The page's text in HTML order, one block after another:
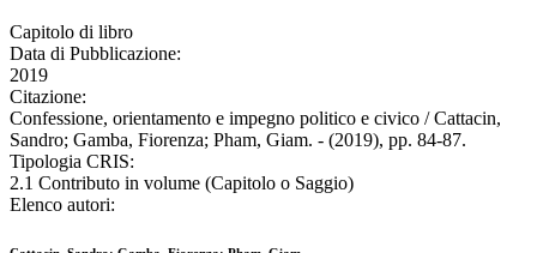
Capitolo di libro
Data di Pubblicazione:
2019
Citazione:
Confessione, orientamento e impegno politico e civico / Cattacin,
Sandro; Gamba, Fiorenza; Pham, Giam. - (2019), pp. 84-87.
Tipologia CRIS:
2.1 Contributo in volume (Capitolo o Saggio)
Elenco autori: